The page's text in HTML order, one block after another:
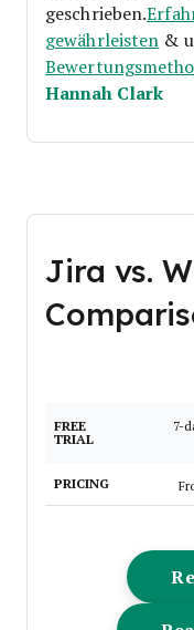
geschrieben.
gewährleisten &
Hannah Clark
Jira vs.
FREE
TRIAL
7-
PRICING